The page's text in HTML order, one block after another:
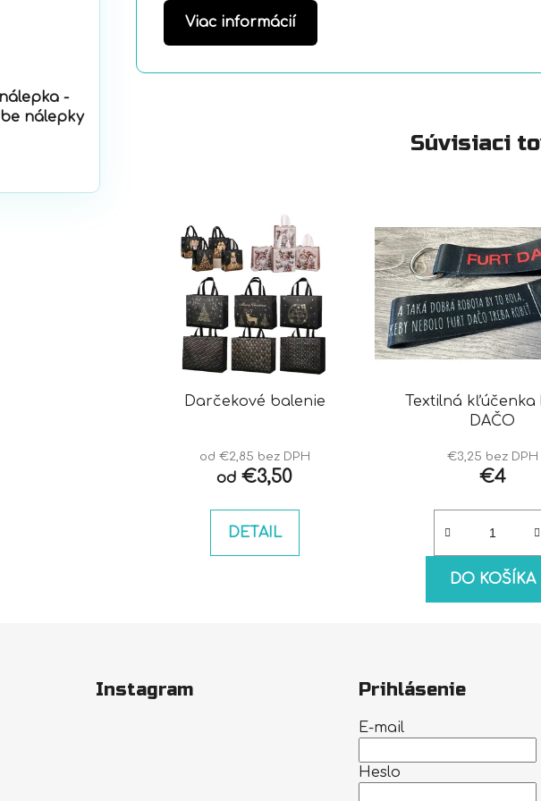
-
nálepky
Viac informácií
Súvisiaci
Darčekové balenie
od €2,85 bez DPH
od €3,50
DETAIL
Textilná kľúčenka
DAČO
€3,25 bez DPH
€4
DO KOŠÍKA
Instagram Prihlásenie
E-mail
Heslo